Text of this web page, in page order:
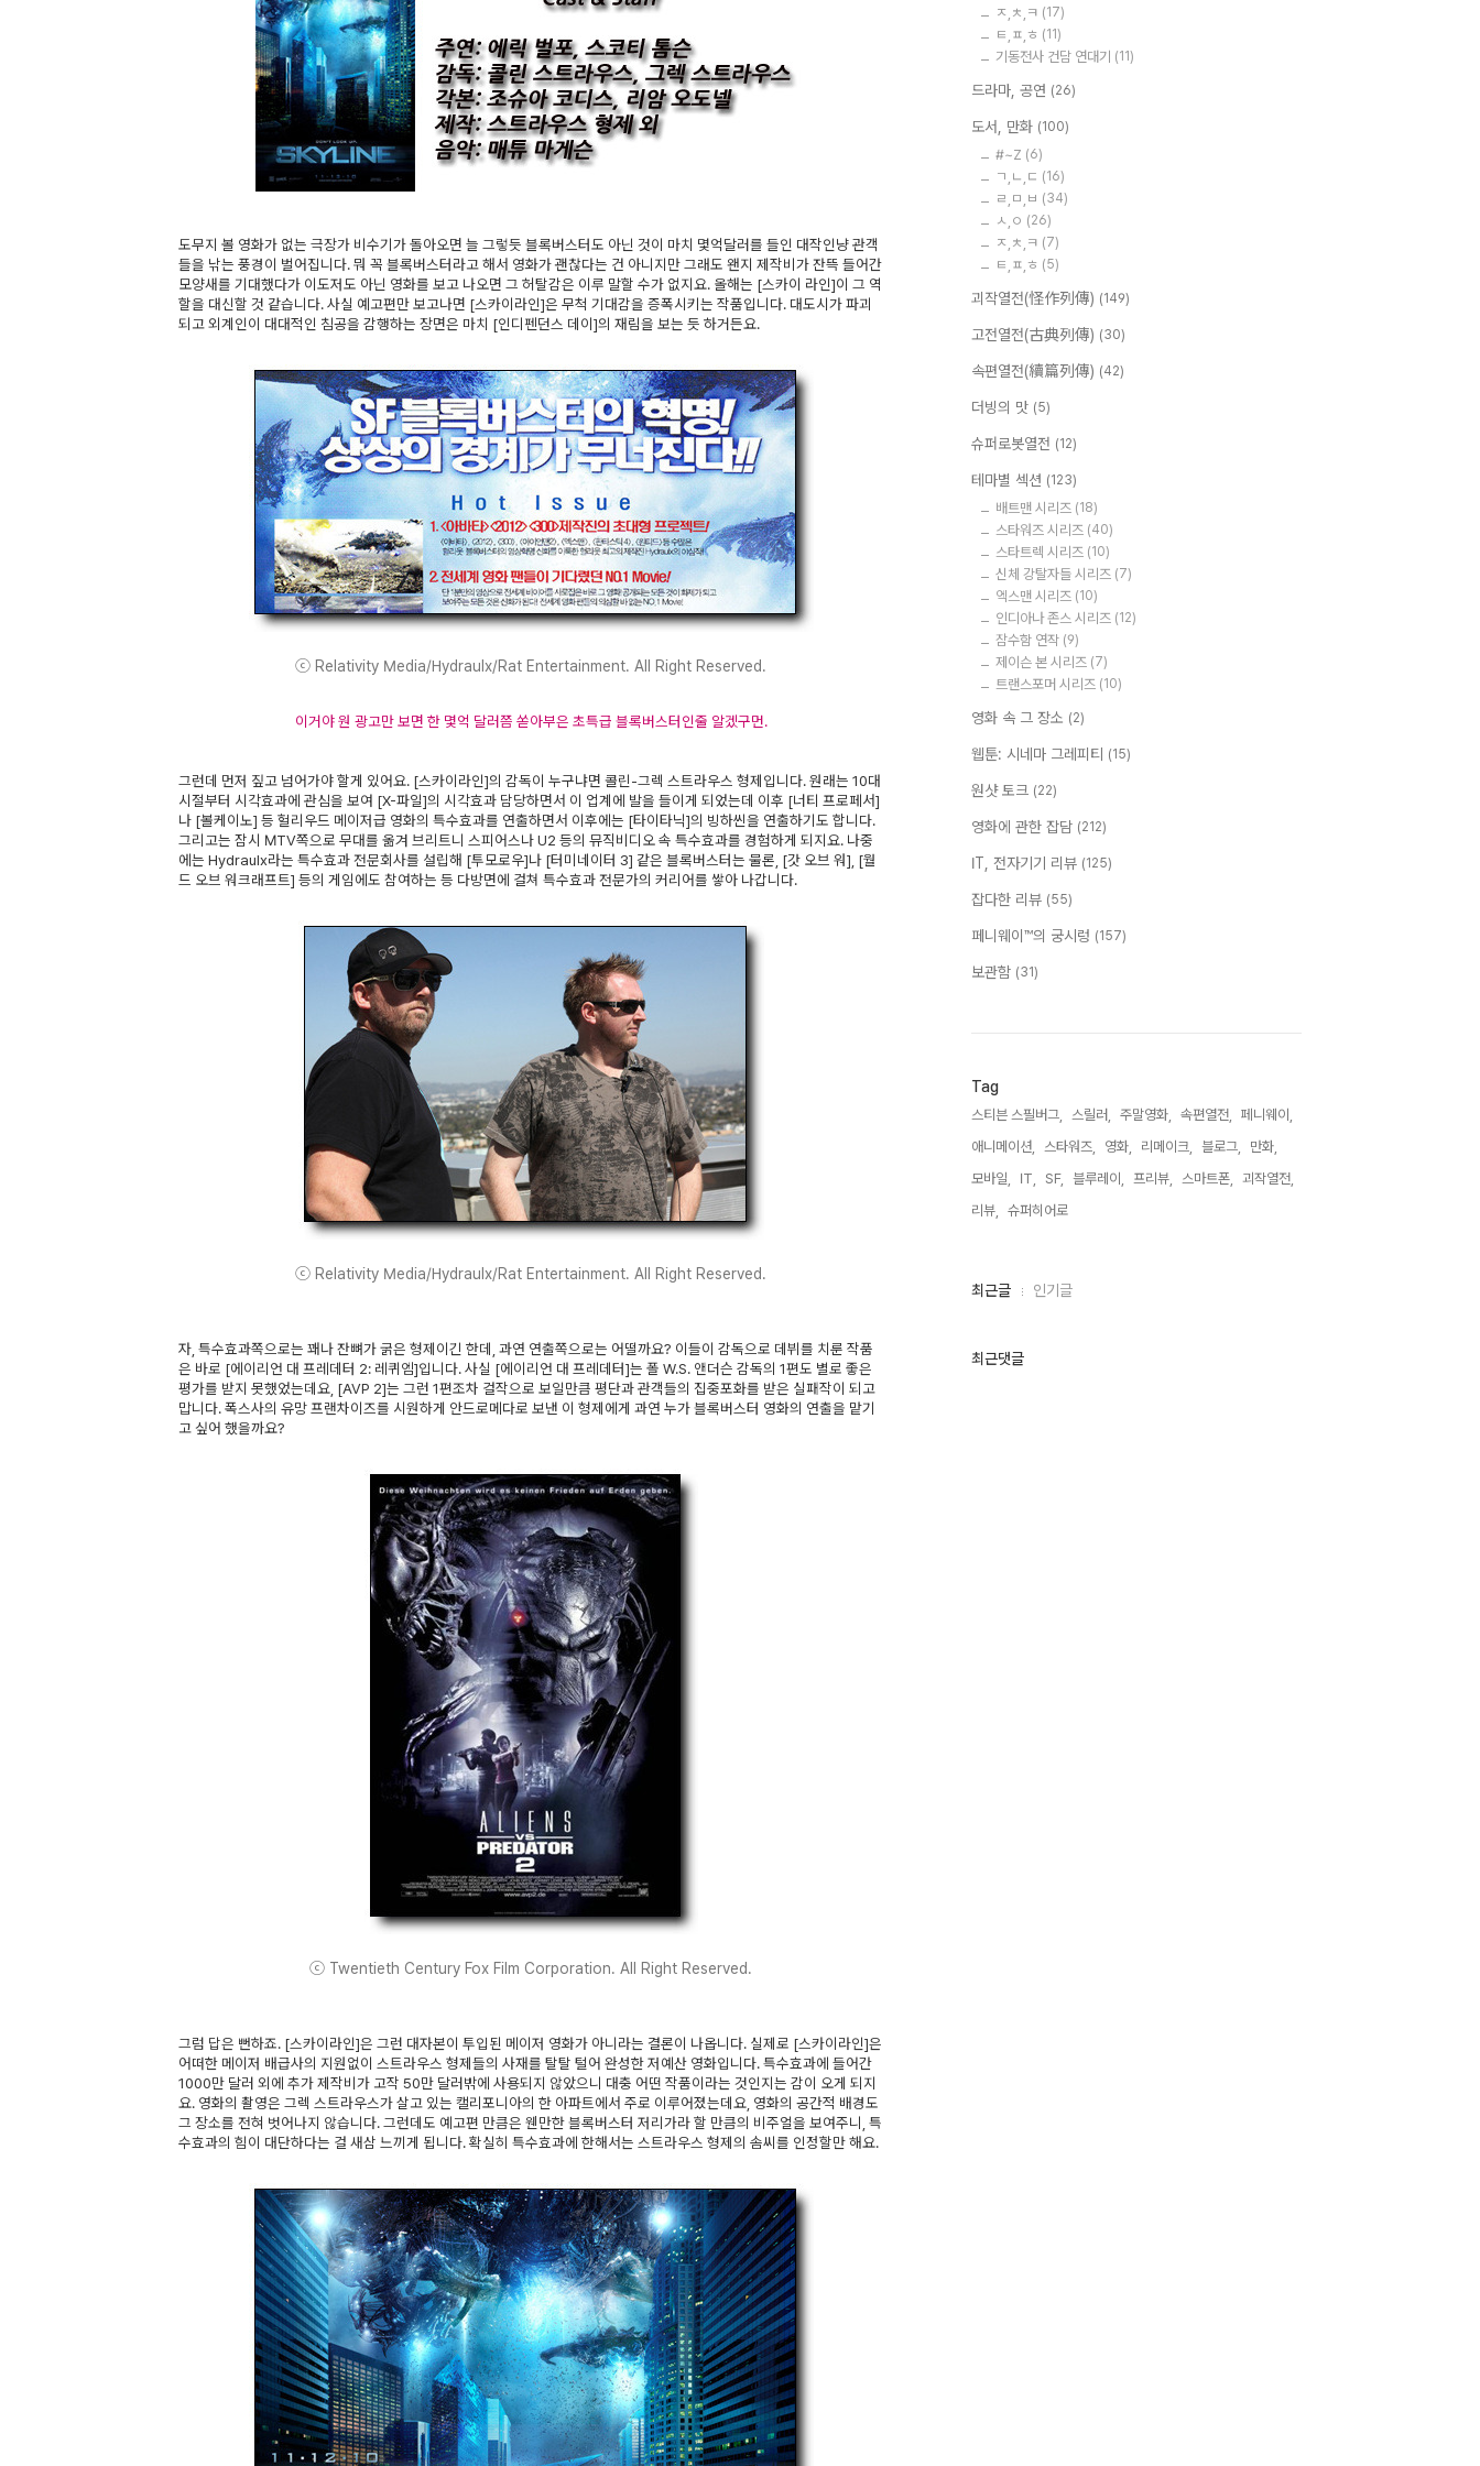
도무지 볼 영화가 없는 극장가 비수기가 돌아오면 늘 그렇듯 블록버스터도 아닌 것이 마치 몇억달러를 들인 대작인냥 관객
들을 낚는 풍경이 벌어집니다. 뭐 꼭 블록버스터라고 해서 영화가 괜찮다는 건 아니지만 그래도 왠지 제작비가 잔뜩 들어간
모양새를 기대했다가 이도저도 아닌 영화를 보고 나오면 그 허탈감은 이루 말할 수가 없지요. 올해는 [스카이 라인]이 그 역
할을 대신할 것 같습니다. 사실 예고편만 보고나면 [스카이라인]은 무척 기대감을 증폭시키는 작품입니다. 대도시가 파괴
되고 외계인이 대대적인 침공을 감행하는 장면은 마치 [인디펜던스 데이]의 재림을 보는 듯 하거든요.
ⓒ Relativity Media/Hydraulx/Rat Entertainment. All Right Reserved.
이거야 원 광고만 보면 한 몇억 달러쯤 쏟아부은 초특급 블록버스터인줄 알겠구먼.
그런데 먼저 짚고 넘어가야 할게 있어요. [스카이라인]의 감독이 누구냐면 콜린-그렉 스트라우스 형제입니다. 원래는 10대
시절부터 시각효과에 관심을 보여 [X-파일]의 시각효과 담당하면서 이 업계에 발을 들이게 되었는데 이후 [너티 프로페서]
나 [볼케이노] 등 헐리우드 메이저급 영화의 특수효과를 연출하면서 이후에는 [타이타닉]의 빙하씬을 연출하기도 합니다.
그리고는 잠시 MTV쪽으로 무대를 옮겨 브리트니 스피어스나 U2 등의 뮤직비디오 속 특수효과를 경험하게 되지요. 나중
에는 Hydraulx라는 특수효과 전문회사를 설립해 [투모로우]나 [터미네이터 3] 같은 블록버스터는 물론, [갓 오브 워], [월
드 오브 워크래프트] 등의 게임에도 참여하는 등 다방면에 걸쳐 특수효과 전문가의 커리어를 쌓아 나갑니다.
ⓒ Relativity Media/Hydraulx/Rat Entertainment. All Right Reserved.
자, 특수효과쪽으로는 꽤나 잔뼈가 굵은 형제이긴 한데, 과연 연출쪽으로는 어떨까요? 이들이 감독으로 데뷔를 치룬 작품
은 바로 [에이리언 대 프레데터 2: 레퀴엠]입니다. 사실 [에이리언 대 프레데터]는 폴 W.S. 앤더슨 감독의 1편도 별로 좋은
평가를 받지 못했었는데요, [AVP 2]는 그런 1편조차 걸작으로 보일만큼 평단과 관객들의 집중포화를 받은 실패작이 되고
맙니다. 폭스사의 유망 프랜차이즈를 시원하게 안드로메다로 보낸 이 형제에게 과연 누가 블록버스터 영화의 연출을 맡기
고 싶어 했을까요?
ⓒ Twentieth Century Fox Film Corporation. All Right Reserved.
그럼 답은 뻔하죠. [스카이라인]은 그런 대자본이 투입된 메이저 영화가 아니라는 결론이 나옵니다. 실제로 [스카이라인]은
어떠한 메이저 배급사의 지원없이 스트라우스 형제들의 사재를 탈탈 털어 완성한 저예산 영화입니다. 특수효과에 들어간
1000만 달러 외에 추가 제작비가 고작 50만 달러밖에 사용되지 않았으니 대충 어떤 작품이라는 것인지는 감이 오게 되지
요. 영화의 촬영은 그렉 스트라우스가 살고 있는 캘리포니아의 한 아파트에서 주로 이루어졌는데요, 영화의 공간적 배경도
그 장소를 전혀 벗어나지 않습니다. 그런데도 예고편 만큼은 웬만한 블록버스터 저리가라 할 만큼의 비주얼을 보여주니, 특
수효과의 힘이 대단하다는 걸 새삼 느끼게 됩니다. 확실히 특수효과에 한해서는 스트라우스 형제의 솜씨를 인정할만 해요.
ㅈ,ㅊ,ㅋ (17)
ㅌ,ㅍ,ㅎ (11)
기동전사 건담 연대기 (11)
드라마, 공연 (26)
도서, 만화 (100)
#~Z (6)
ㄱ,ㄴ,ㄷ (16)
ㄹ,ㅁ,ㅂ (34)
ㅅ,ㅇ (26)
ㅈ,ㅊ,ㅋ (7)
ㅌ,ㅍ,ㅎ (5)
괴작열전(怪作列傳) (149)
고전열전(古典列傳) (30)
속편열전(續篇列傳) (42)
더빙의 맛 (5)
슈퍼로봇열전 (12)
테마별 섹션 (123)
배트맨 시리즈 (18)
스타워즈 시리즈 (40)
스타트렉 시리즈 (10)
신체 강탈자들 시리즈 (7)
엑스맨 시리즈 (10)
인디아나 존스 시리즈 (12)
잠수함 연작 (9)
제이슨 본 시리즈 (7)
트랜스포머 시리즈 (10)
영화 속 그 장소 (2)
웹툰: 시네마 그레피티 (15)
원샷 토크 (22)
영화에 관한 잡담 (212)
IT, 전자기기 리뷰 (125)
잡다한 리뷰 (55)
페니웨이™의 궁시렁 (157)
보관함 (31)
Tag
스티븐 스필버그, 스릴러, 주말영화, 속편열전,
페니웨이,
애니메이션,
스타워즈, 영화, 리메이크, 블로그,
만화,
모바일,
IT, SF, 블루레이, 프리뷰, 스마트폰,
괴작열전,
리뷰,
슈퍼히어로,
최
인
최근글 인기글
최근댓글